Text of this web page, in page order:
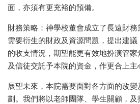
面，亦須有更充裕的預備。
財務策略：神學校董會成立了長遠財
需要衍生的財政及資源問題，提出建
的收支情況，期望能更有效地扮演管
及信徒交託予本院的資金，作更合上主
展望未來，本院需要面對各方面的改
劃。我們將以老師團隊、學生關顧，